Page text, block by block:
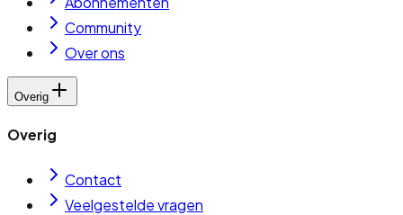
Community
Over ons
Overig
Overig
Contact
Veelgestelde vragen